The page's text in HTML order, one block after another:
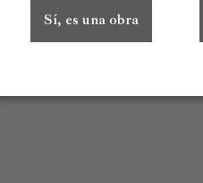
Avanzado Caracteres especiales
Sí, es una obra